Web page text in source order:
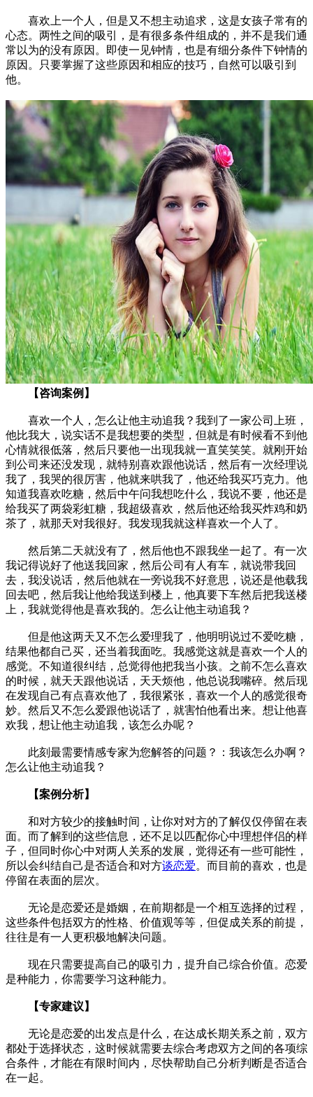
喜欢上一个人，但是又不想主动追求，这是女孩子常有的
心态。两性之间的吸引，是有很多条件组成的，并不是我们通
常以为的没有原因。即使一见钟情，也是有细分条件下钟情的
原因。只要掌握了这些原因和相应的技巧，自然可以吸引到
他。
【咨询案例】
喜欢一个人，怎么让他主动追我？我到了一家公司上班，
他比我大，说实话不是我想要的类型，但就是有时候看不到他
心情就很低落，然后只要他一出现我就一直笑笑笑。就刚开始
到公司来还没发现，就特别喜欢跟他说话，然后有一次经理说
我了，我哭的很厉害，他就来哄我了，他还给我买巧克力。他
知道我喜欢吃糖，然后中午问我想吃什么，我说不要，他还是
给我买了两袋彩虹糖，我超级喜欢，然后他还给我买炸鸡和奶
茶了，就那天对我很好。我发现我就这样喜欢一个人了。
然后第二天就没有了，然后他也不跟我坐一起了。有一次
我记得说好了他送我回家，然后公司有人有车，就说带我回
去，我没说话，然后他就在一旁说我不好意思，说还是他载我
回去吧，然后我让他给我送到楼上，他真要下车然后把我送楼
上，我就觉得他是喜欢我的。怎么让他主动追我？
但是他这两天又不怎么爱理我了，他明明说过不爱吃糖，
结果他都自己买，还当着我面吃。我感觉这就是喜欢一个人的
感觉。不知道很纠结，总觉得他把我当小孩。之前不怎么喜欢
的时候，就天天跟他说话，天天烦他，他总说我嘴碎。然后现
在发现自己有点喜欢他了，我很紧张，喜欢一个人的感觉很奇
妙。然后又不怎么爱跟他说话了，就害怕他看出来。想让他喜
欢我，想让他主动追我，该怎么办呢？
此刻最需要情感专家为您解答的问题？：我该怎么办啊？
怎么让他主动追我？
【案例分析】
和对方较少的接触时间，让你对对方的了解仅仅停留在表
面。而了解到的这些信息，还不足以匹配你心中理想伴侣的样
子，但同时你心中对两人关系的发展，觉得还有一些可能性，
所以会纠结自己是否适合和对方谈恋爱。而目前的喜欢，也是
停留在表面的层次。
无论是恋爱还是婚姻，在前期都是一个相互选择的过程，
这些条件包括双方的性格、价值观等等，但促成关系的前提，
往往是有一人更积极地解决问题。
现在只需要提高自己的吸引力，提升自己综合价值。恋爱
是种能力，你需要学习这种能力。
【专家建议】
无论是恋爱的出发点是什么，在达成长期关系之前，双方
都处于选择状态，这时候就需要去综合考虑双方之间的各项综
合条件，才能在有限时间内，尽快帮助自己分析判断是否适合
在一起。